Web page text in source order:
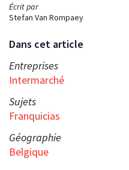
Écrit par
Stefan Van Rompaey
Dans cet article
Entreprises
Intermarché
Sujets
Franquicias
Géographie
Belgique